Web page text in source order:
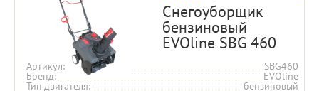
Снегоуборщик
бензиновый
EVOline SBG 460
Артикул SBG460
Бренд EVOline
Тип двигателя бензиновый